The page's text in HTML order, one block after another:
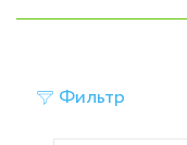
‹
Фильтр